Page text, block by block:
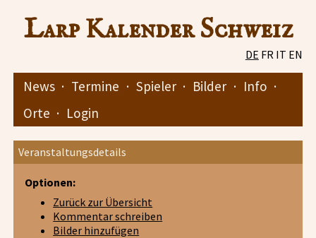
Larp Kalender Schweiz
DE FR IT EN
News · Termine · Spieler · Bilder · Info ·
Orte · Login
Veranstaltungsdetails
Optionen:
Zurück zur Übersicht
Kommentar schreiben
Bilder hinzufügen